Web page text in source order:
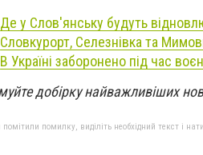
Де у Слов'янську будуть
Словкурорт, Селезнівка та
В Україні заборонено під час
добірку найважливіших
помилку, виділіть необхідний текст і